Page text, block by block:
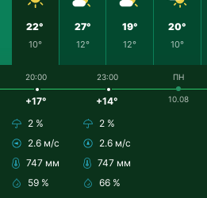
22°
10°
27°
12°
19°
12°
20°
10°
20:00
+17°
2 %
2.6 м/с
747 мм
59 %
23:00
+14°
2 %
2.6 м/с
747 мм
66 %
ПН
10.08